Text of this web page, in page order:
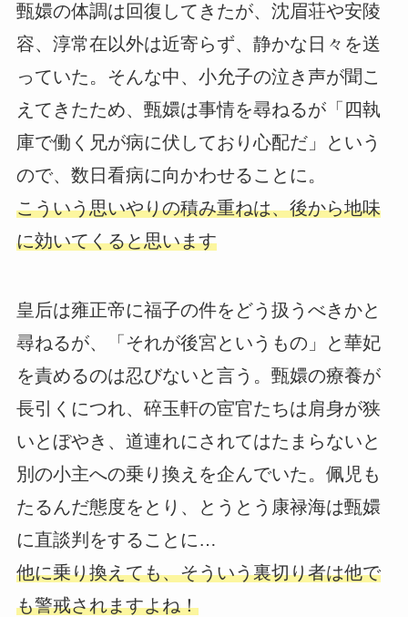
甄嬛の体調は回復してきたが、沈眉荘や安陵
容、淳常在以外は近寄らず、静かな日々を送
っていた。そんな中、小允子の泣き声が聞こ
えてきたため、甄嬛は事情を尋ねるが「四執
庫で働く兄が病に伏しており心配だ」という
ので、数日看病に向かわせることに。
こういう思いやりの積み重ねは、後から地味
に効いてくると思います
皇后は雍正帝に福子の件をどう扱うべきかと
尋ねるが、「それが後宮というもの」と華妃
を責めるのは忍びないと言う。甄嬛の療養が
長引くにつれ、碎玉軒の宦官たちは肩身が狭
いとぼやき、道連れにされてはたまらないと
別の小主への乗り換えを企んでいた。佩児も
たるんだ態度をとり、とうとう康禄海は甄嬛
に直談判をすることに…
他に乗り換えても、そういう裏切り者は他で
も警戒されますよね！